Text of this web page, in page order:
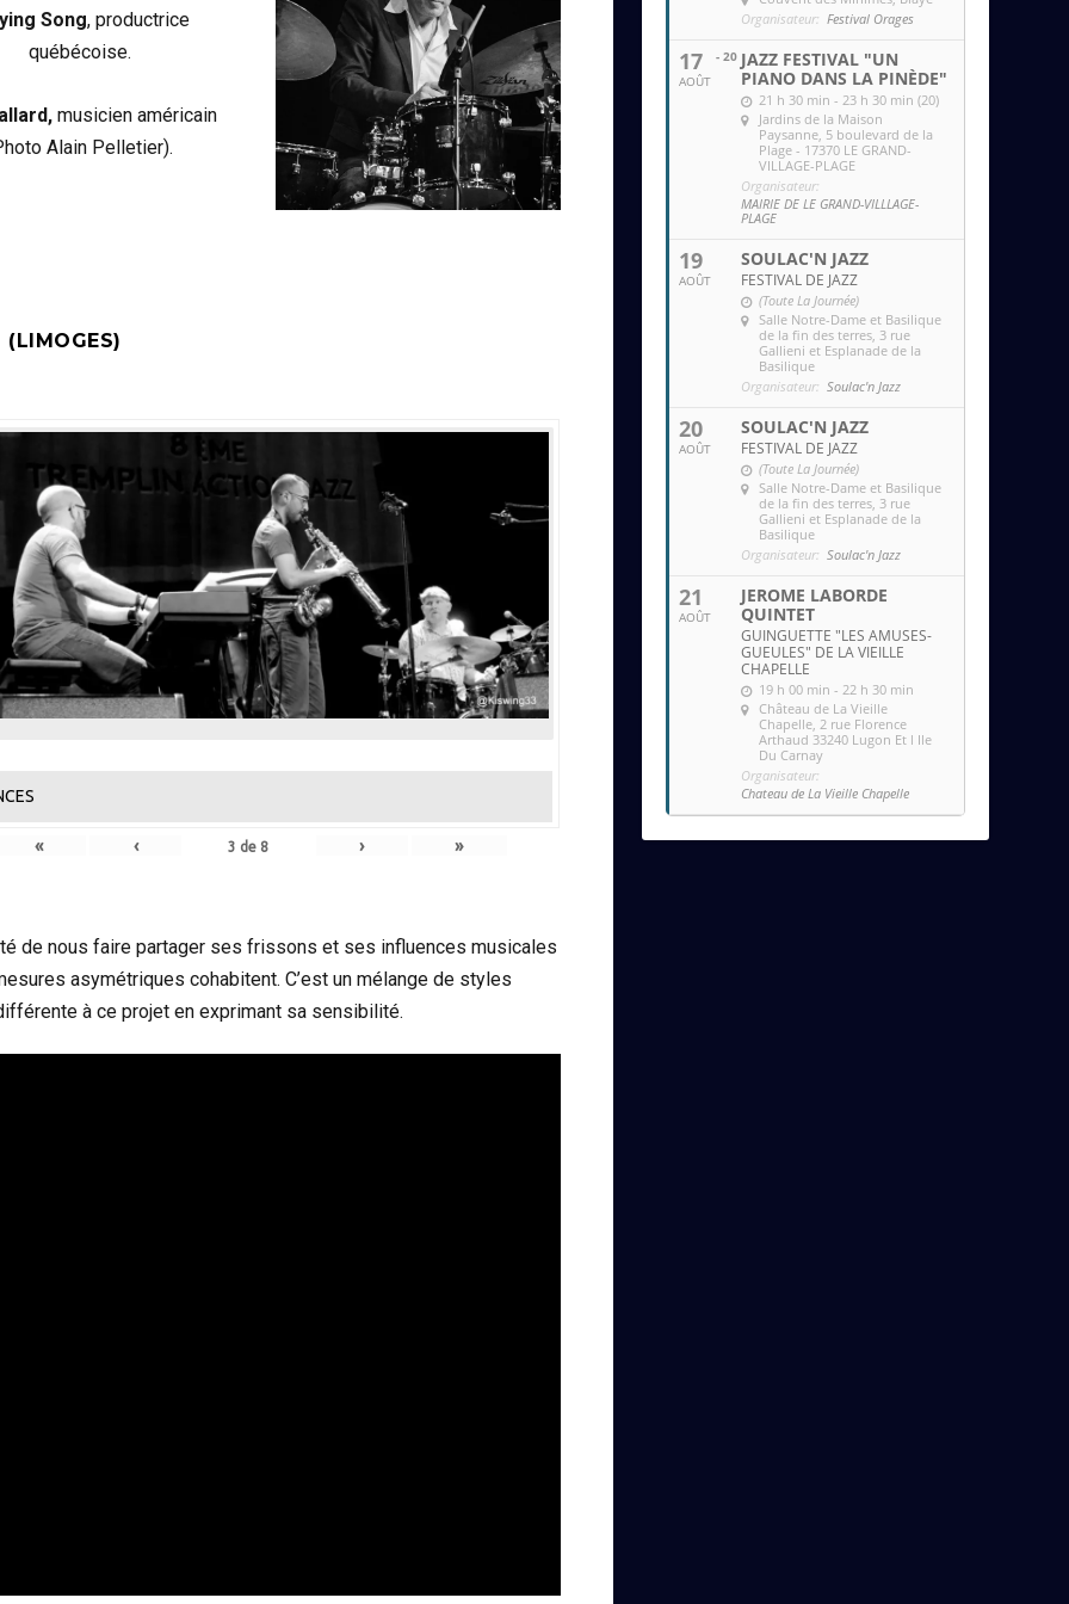
Song, productrice
québécoise.
musicien américain
Alain Pelletier).
(LIMOGES)
« ‹ 3 de 8 › »
de nous faire partager ses frissons et ses influences musicales
asymétriques cohabitent. C’est un mélange de styles
à ce projet en exprimant sa sensibilité.
Organisateur: Festival Orages
17
AOÛT
- 20 JAZZ FESTIVAL "UN
PIANO DANS LA PINÈDE"
21 h 30 min - 23 h 30 min (20)
Jardins de la Maison
Paysanne , 5 boulevard de la
Plage - 17370 LE GRAND-
VILLAGE-PLAGE
Organisateur:
MAIRIE DE LE GRAND-VILLLAGE-
PLAGE
19
AOÛT
SOULAC'N JAZZ
FESTIVAL DE JAZZ
(Toute La Journée)
Salle Notre-Dame et Basilique
de la fin des terres , 3 rue
Gallieni et Esplanade de la
Basilique
Organisateur: Soulac'n Jazz
20
AOÛT
SOULAC'N JAZZ
FESTIVAL DE JAZZ
(Toute La Journée)
Salle Notre-Dame et Basilique
de la fin des terres , 3 rue
Gallieni et Esplanade de la
Basilique
Organisateur: Soulac'n Jazz
21
AOÛT
JEROME LABORDE
QUINTET
GUINGUETTE "LES AMUSES-
GUEULES" DE LA VIEILLE
CHAPELLE
19 h 00 min - 22 h 30 min
Château de La Vieille
Chapelle , 2 rue Florence
Arthaud 33240 Lugon Et l Ile
Du Carnay
Organisateur:
Chateau de La Vieille Chapelle